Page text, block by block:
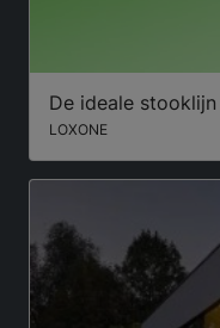
De ideale
LOXONE